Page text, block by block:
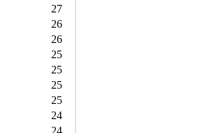
27
26
26
25
25
25
25
24
24